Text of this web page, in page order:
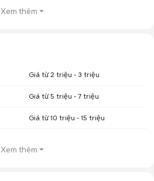
Xem thêm
Giá từ 2 triệu - 3 triệu
Giá từ 5 triệu - 7 triệu
Giá từ 10 triệu - 15 triệu
Xem thêm